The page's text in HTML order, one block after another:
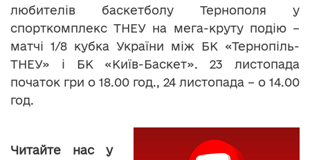
любителів баскетболу Тернополя у
спорткомплекс ТНЕУ на мега-круту подію –
матчі 1/8 кубка України між БК «Тернопіль-
ТНЕУ» і БК «Київ-Баскет». 23 листопада
початок гри о 18.00 год., 24 листопада – о 14.00
год.
Читайте нас у